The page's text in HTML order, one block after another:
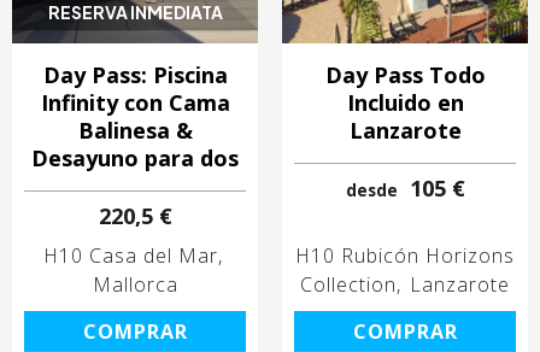
RESERVA INMEDIATA
Day Pass: Piscina
Infinity con Cama
Balinesa &
Desayuno para dos
220,5 €
H10 Casa del Mar
Mallorca
COMPRAR
Day Pass Todo
Incluido en
Lanzarote
desde 105 €
H10 Rubicón Horizons
Collection
Lanzarote
COMPRAR